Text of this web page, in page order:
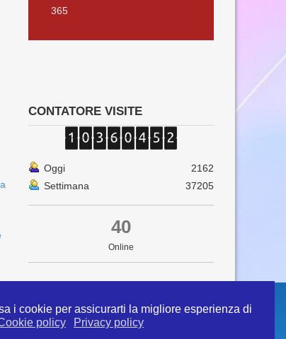
i cookie per assicurarti la migliore esperienza di
policy Privacy policy
365
CONTATORE VISITE
Oggi
2162
Settimana
37205
40
Online